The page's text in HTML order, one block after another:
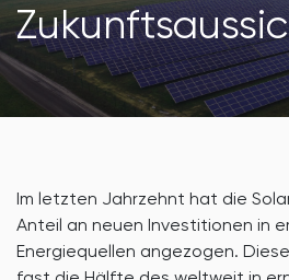
Im letzten Jahrzehnt hat die
Anteil an neuen Investitionen in
Energiequellen angezogen.